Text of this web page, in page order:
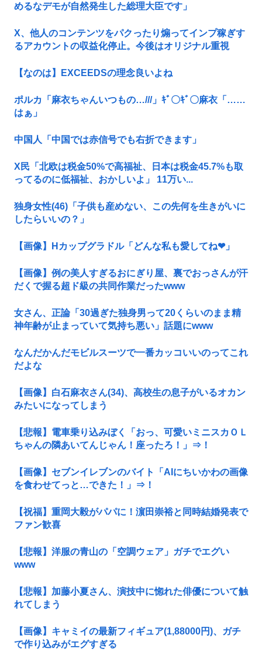
めるなデモが自然発生した総理大臣です」
X、他人のコンテンツをパクったり煽ってインプ稼ぎす
るアカウントの収益化停止。今後はオリジナル重視
【なのは】EXCEEDSの理念良いよね
ポルカ「麻衣ちゃんいつもの…///」ｷﾞ〇ｷﾞ〇麻衣「……
はぁ」
中国人「中国では赤信号でも右折できます」
X民「北欧は税金50%で高福祉、日本は税金45.7%も取
ってるのに低福祉、おかしいよ」 11万い...
独身女性(46)「子供も産めない、この先何を生きがいに
したらいいの？」
【画像】Hカップグラドル「どんな私も愛してね❤」
【画像】例の美人すぎるおにぎり屋、裏でおっさんが汗
だくで握る超ド級の共同作業だったwww
女さん、正論「30過ぎた独身男って20くらいのまま精
神年齢が止まっていて気持ち悪い」話題にwww
なんだかんだモビルスーツで一番カッコいいのってこれ
だよな
【画像】白石麻衣さん(34)、高校生の息子がいるオカン
みたいになってしまう
【悲報】電車乗り込みぼく「おっ、可愛いミニスカＯＬ
ちゃんの隣あいてんじゃん！座ったろ！」⇒！
【画像】セブンイレブンのバイト「AIにちいかわの画像
を食わせてっと…できた！」⇒！
【祝福】重岡大毅がパパに！濵田崇裕と同時結婚発表で
ファン歓喜
【悲報】洋服の青山の「空調ウェア」ガチでエグい
www
【悲報】加藤小夏さん、演技中に惚れた俳優について触
れてしまう
【画像】キャミイの最新フィギュア(1,88000円)、ガチ
で作り込みがエグすぎる